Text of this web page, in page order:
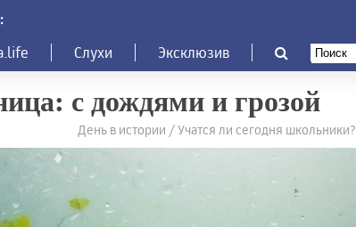
Слухи Эксклюзив
с дождями и грозой
День в истории / Учатся ли сегодня школьники?